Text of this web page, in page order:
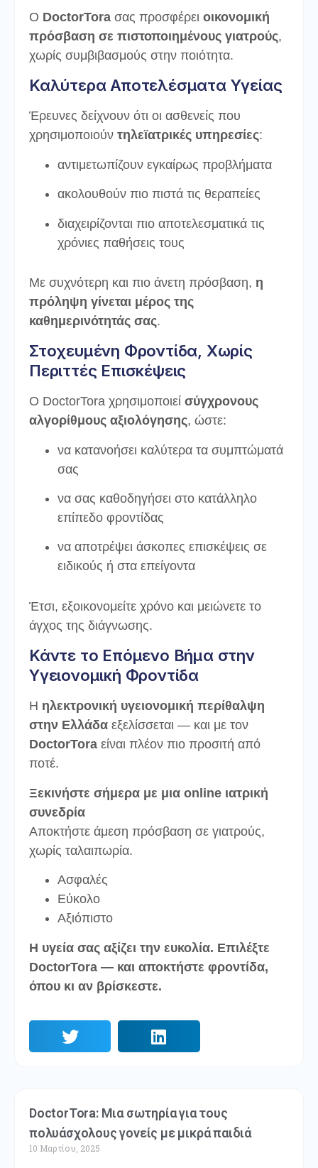
Ο DoctorTora σας προσφέρει οικονομική
πρόσβαση σε πιστοποιημένους γιατρούς,
χωρίς συμβιβασμούς στην ποιότητα.
Καλύτερα Αποτελέσματα Υγείας
Έρευνες δείχνουν ότι οι ασθενείς που
χρησιμοποιούν τηλεϊατρικές υπηρεσίες:
αντιμετωπίζουν εγκαίρως προβλήματα
ακολουθούν πιο πιστά τις θεραπείες
διαχειρίζονται πιο αποτελεσματικά τις
χρόνιες παθήσεις τους
Με συχνότερη και πιο άνετη πρόσβαση, η
πρόληψη γίνεται μέρος της
καθημερινότητάς σας.
Στοχευμένη Φροντίδα, Χωρίς
Περιττές Επισκέψεις
Ο DoctorTora χρησιμοποιεί σύγχρονους
αλγορίθμους αξιολόγησης, ώστε:
να κατανοήσει καλύτερα τα συμπτώματά
σας
να σας καθοδηγήσει στο κατάλληλο
επίπεδο φροντίδας
να αποτρέψει άσκοπες επισκέψεις σε
ειδικούς ή στα επείγοντα
Έτσι, εξοικονομείτε χρόνο και μειώνετε το
άγχος της διάγνωσης.
Κάντε το Επόμενο Βήμα στην
Υγειονομική Φροντίδα
Η ηλεκτρονική υγειονομική περίθαλψη
στην Ελλάδα εξελίσσεται — και με τον
DoctorTora είναι πλέον πιο προσιτή από
ποτέ.
Ξεκινήστε σήμερα με μια online ιατρική
συνεδρία
Αποκτήστε άμεση πρόσβαση σε γιατρούς,
χωρίς ταλαιπωρία.
Ασφαλές
Εύκολο
Αξιόπιστο
Η υγεία σας αξίζει την ευκολία. Επιλέξτε
DoctorTora — και αποκτήστε φροντίδα,
όπου κι αν βρίσκεστε.
DoctorTora: Μια σωτηρία για τους
πολυάσχολους γονείς με μικρά παιδιά
10 Μαρτίου, 2025